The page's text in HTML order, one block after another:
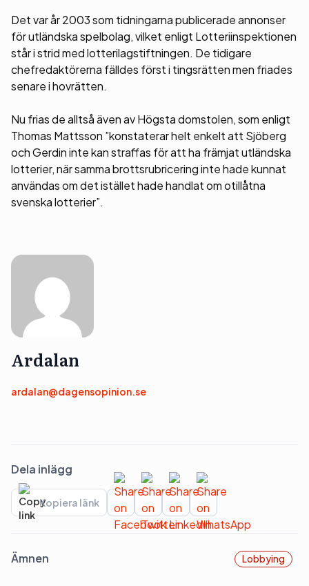
Det var år 2003 som tidningarna publicerade annonser
för utländska spelbolag, vilket enligt Lotteriinspektionen
står i strid med lotterilagstiftningen. De tidigare
chefredaktörerna fälldes först i tingsrätten men friades
senare i hovrätten.
Nu frias de alltså även av Högsta domstolen, som enligt
Thomas Mattsson ”konstaterar helt enkelt att Sjöberg
och Gerdin inte kan straffas för att ha främjat utländska
lotterier, när samma brottsrubricering inte hade kunnat
användas om det istället hade handlat om otillåtna
svenska lotterier”.
Ardalan
ardalan@dagensopinion.se
Dela inlägg
Kopiera länk
Ämnen Lobbying